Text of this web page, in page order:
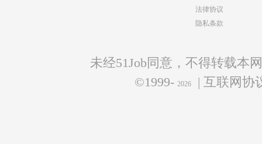
法律协议
隐私条款
未经51Job同意，不得转载本
©1999- 2026 | 互联网协